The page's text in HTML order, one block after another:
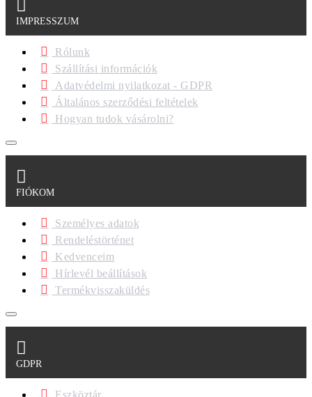
IMPRESSZUM
Rólunk
Szállítási információk
Adatvédelmi nyilatkozat - GDPR
Általános szerződési feltételek
Hogyan tudok vásárolni?
FIÓKOM
Személyes adatok
Rendeléstörténet
Kedvenceim
Hírlevél beállítások
Termékvisszaküldés
GDPR